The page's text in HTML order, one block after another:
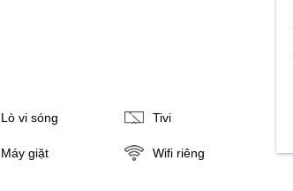
Lò vi sóng Tivi
Máy giặt Wifi riêng